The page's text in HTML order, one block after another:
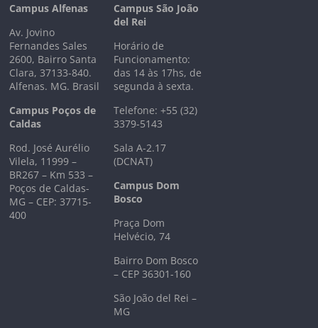
Campus Alfenas
Av. Jovino
Fernandes Sales
2600, Bairro Santa
Clara, 37133-840.
Alfenas. MG. Brasil
Campus Poços de
Caldas
Rod. José Aurélio
Vilela, 11999 –
BR267 – Km 533 –
Poços de Caldas-
MG – CEP: 37715-
400
Campus São João
del Rei
Horário de
Funcionamento:
das 14 às 17hs, de
segunda à sexta.
Telefone: +55 (32)
3379-5143
Sala A-2.17
(DCNAT)
Campus Dom
Bosco
Praça Dom
Helvécio, 74
Bairro Dom Bosco
– CEP 36301-160
São João del Rei –
MG